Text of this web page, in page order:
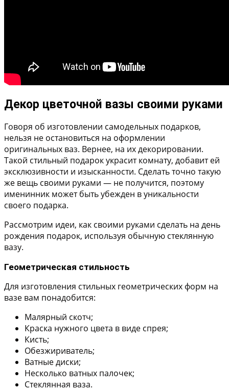
Декор цветочной вазы своими руками
Говоря об изготовлении самодельных подарков,
нельзя не остановиться на оформлении
оригинальных ваз. Вернее, на их декорировании.
Такой стильный подарок украсит комнату, добавит ей
эксклюзивности и изысканности. Сделать точно такую
же вещь своими руками — не получится, поэтому
именинник может быть убежден в уникальности
своего подарка.
Рассмотрим идеи, как своими руками сделать на день
рождения подарок, используя обычную стеклянную
вазу.
Геометрическая стильность
Для изготовления стильных геометрических форм на
вазе вам понадобится:
Малярный скотч;
Краска нужного цвета в виде спрея;
Кисть;
Обезжириватель;
Ватные диски;
Несколько ватных палочек;
Стеклянная ваза.